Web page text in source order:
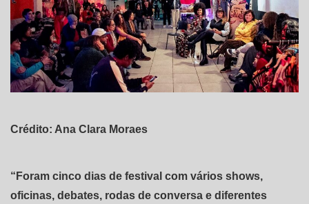
Crédito: Ana Clara Moraes
“Foram cinco dias de festival com vários shows,
oficinas, debates, rodas de conversa e diferentes